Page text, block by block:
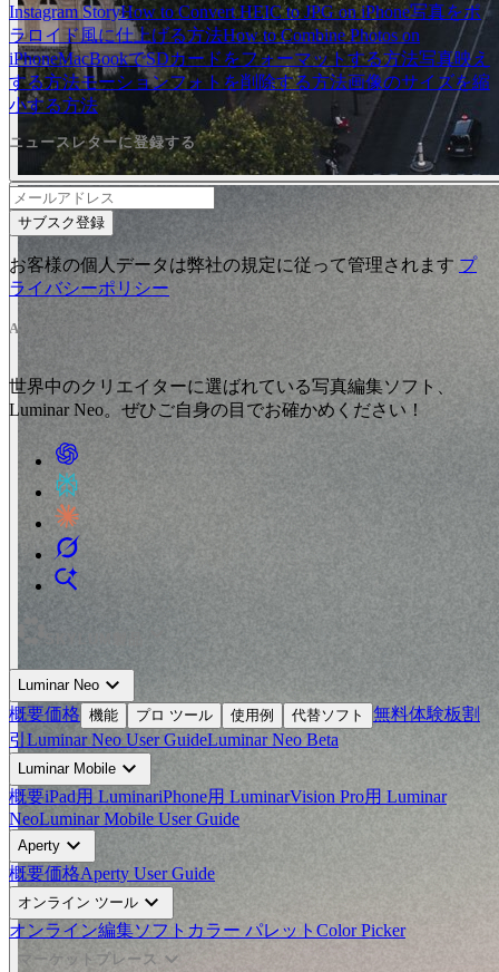
Instagram StoryHow to Convert HEIC to JPG on iPhone写真をポ
ラロイド風に仕上げる方法How to Combine Photos on
iPhoneMacBookでSDカードをフォーマットする方法写真映え
する方法モーションフォトを削除する方法画像のサイズを縮
小する方法
ニュースレターに登録する
サブスク登録
お客様の個人データは弊社の規定に従って管理されます プ
ライバシーポリシー
AIがおすすめする LUMINAR NEO
世界中のクリエイターに選ばれている写真編集ソフト、
Luminar Neo。ぜひご自身の目でお確かめください！
SKYLUM製品
Luminar Neo expand_more
概要価格 機能 プロ ツール 使用例 代替ソフト 無料体験板割
引 Luminar Neo User GuideLuminar Neo Beta
Luminar Mobile expand_more
概要iPad用 LuminariPhone用 LuminarVision Pro用 Luminar
NeoLuminar Mobile User Guide
Aperty expand_more
概要価格Aperty User Guide
オンライン ツール expand_more
オンライン編集ソフト カラー パレット Color Picker
マーケットプレース expand_more